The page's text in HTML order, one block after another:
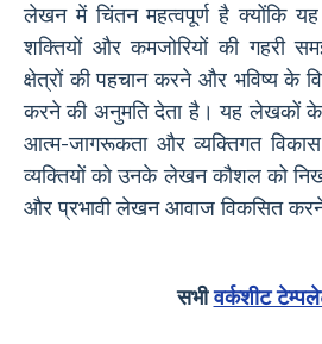
लेखन में चिंतन महत्वपूर्ण है क्योंकि
शक्तियों और कमजोरियों की गहरी
क्षेत्रों की पहचान करने और भविष्य के
करने की अनुमति देता है। यह लेखकों
आत्म-जागरूकता और व्यक्तिगत
व्यक्तियों को उनके लेखन कौशल को
और प्रभावी लेखन आवाज विकसित
सभीवर्कशीट